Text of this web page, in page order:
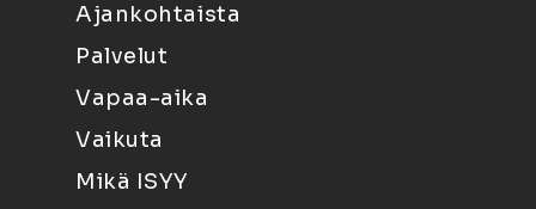
Ajankohtaista
Palvelut
Vapaa-aika
Vaikuta
Mikä ISYY